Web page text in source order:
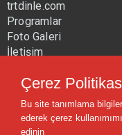
trtdinle.com
Programlar
Foto Galeri
İletişim
trtavaz.com.tr
trtmuzik.net.tr
trtcocuk.net.tr
Çerez
Bu site tanımlama
ederek çerez
edinin